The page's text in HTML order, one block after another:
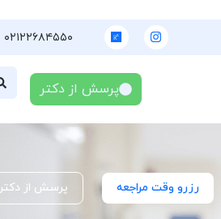
۰۲۱۲۲۶۸۴۵۵۰
پرسش از دکتر
رزرو وقت مراجعه پرسش از دکتر